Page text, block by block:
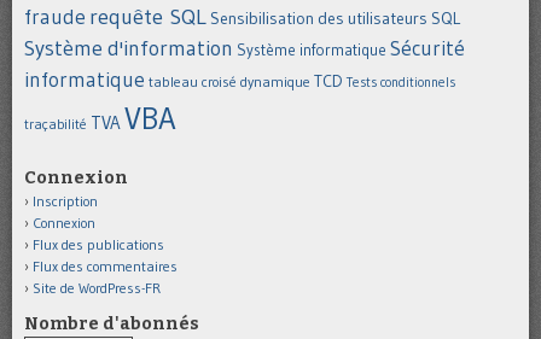
fraude requête SQL Sensibilisation des utilisateurs SQL
Système d'information Système informatique Sécurité
informatique tableau croisé dynamique TCD Tests conditionnels
traçabilité TVAVBA
Connexion
Inscription
Connexion
Flux des publications
Flux des commentaires
Site de WordPress-FR
Nombre d'abonnés